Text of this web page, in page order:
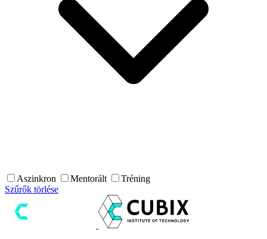
Aszinkron Mentorált
Tréning
Szűrők törlése